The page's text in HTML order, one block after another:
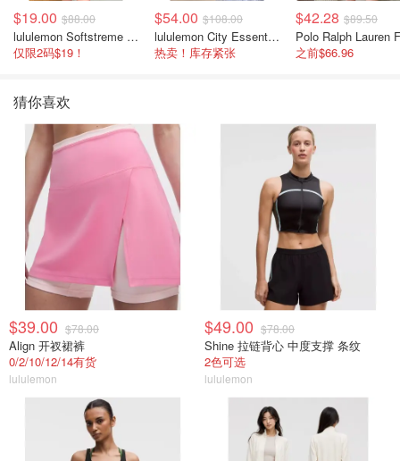
$19.00 $88.00
lululemon Softstreme 女士高腰短裤 10cm
仅限2码$19！
$54.00 $108.00
lululemon City Essentials 肩背包 4L
热卖！库存紧张
$42.28 $89.50
之前$66.96
猜你喜欢
$39.00 $78.00
Align 开衩裙裤
0/2/10/12/14有货
lululemon
$49.00 $78.00
Shine 拉链背心 中度支撑 条纹
2色可选
lululemon